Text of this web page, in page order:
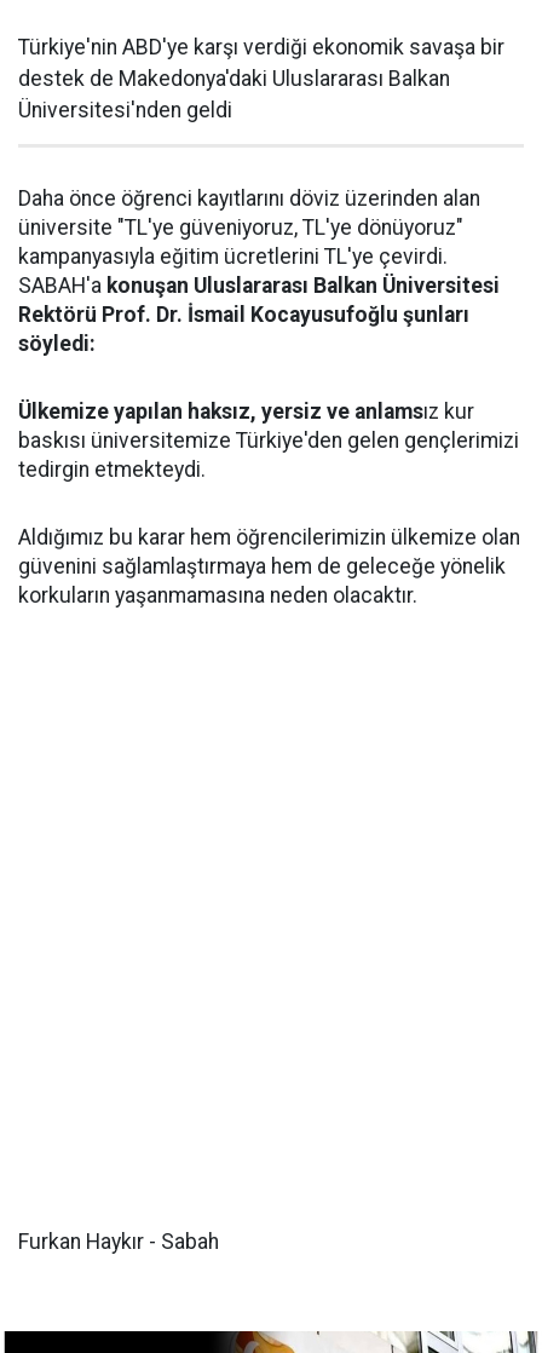
Türkiye'nin ABD'ye karşı verdiği ekonomik savaşa bir
destek de Makedonya'daki Uluslararası Balkan
Üniversitesi'nden geldi
Daha önce öğrenci kayıtlarını döviz üzerinden alan
üniversite "TL'ye güveniyoruz, TL'ye dönüyoruz"
kampanyasıyla eğitim ücretlerini TL'ye çevirdi.
SABAH'a konuşan Uluslararası Balkan Üniversitesi
Rektörü Prof. Dr. İsmail Kocayusufoğlu şunları
söyledi:
Ülkemize yapılan haksız, yersiz ve anlamsız kur
baskısı üniversitemize Türkiye'den gelen gençlerimizi
tedirgin etmekteydi.
Aldığımız bu karar hem öğrencilerimizin ülkemize olan
güvenini sağlamlaştırmaya hem de geleceğe yönelik
korkuların yaşanmamasına neden olacaktır.
Furkan Haykır - Sabah